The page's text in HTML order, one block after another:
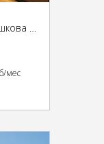
CЗАО, г Москва, Василия Петушкова ул., 27
мес